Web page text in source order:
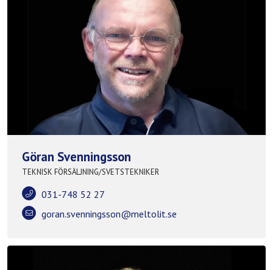
Göran Svenningsson
TEKNISK FÖRSÄLJNING/SVETSTEKNIKER
031-748 52 27
goran.svenningsson@meltolit.se